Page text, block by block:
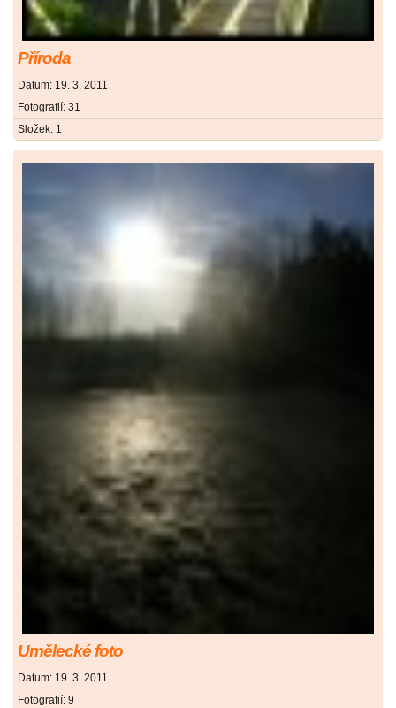
Příroda
Datum: 19. 3. 2011
Fotografií: 31
Složek: 1
Umělecké foto
Datum: 19. 3. 2011
Fotografií: 9